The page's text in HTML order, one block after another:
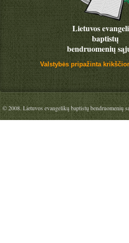
Lietuvos
baptistų
bendruomenių
Valstybės pripažinta
© 2008. Lietuvos evangelikų baptistų bendruomenių